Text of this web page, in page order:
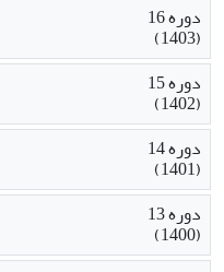
دوره 16
(1403)
دوره 15
(1402)
دوره 14
(1401)
دوره 13
(1400)